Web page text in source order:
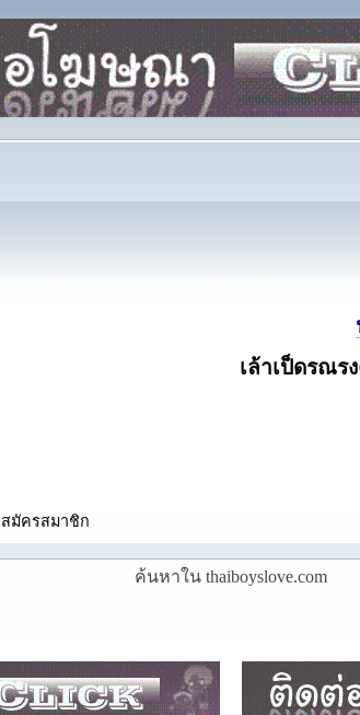
เล้าเป็ดรณร
สมัครสมาชิก
ค้นหาใน thaiboyslove.com